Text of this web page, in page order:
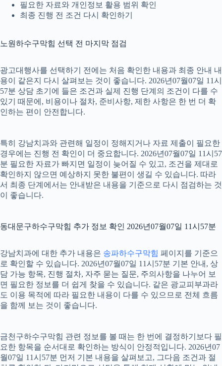
필요한 자료와 개인정보 활용 범위 확인
최종 진행 전 조건 다시 확인하기
노원하수구막힘 선택 전 마지막 점검
광고대행사를 선택하기 전에는 처음 확인한 내용과 최종 안내 내
용이 같은지 다시 살펴보는 것이 좋습니다. 2026년07월07일 11시
57분 상담 초기에 들은 조건과 실제 진행 단계의 조건이 다를 수
있기 때문에, 비용이나 절차, 준비사항, 제한 사항은 한 번 더 확
인하는 편이 안전합니다.
특히 강남치과와 관련해 일정이 정해지거나 자료 제출이 필요한
경우에는 진행 전 확인이 더 중요합니다. 2026년07월07일 11시57
분 필요한 자료가 빠지면 일정이 늦어질 수 있고, 조건을 제대로
확인하지 않으면 예상하지 못한 불편이 생길 수 있습니다. 따라
서 최종 단계에서는 안내받은 내용을 기준으로 다시 점검하는 것
이 좋습니다.
동대문구하수구막힘 추가 정보 확인 2026년07월07일 11시57분
강남치과에 대한 추가 내용은 송파하수구막힘 페이지를 기준으
로 확인할 수 있습니다. 2026년07월07일 11시57분 기본 안내, 상
담 가능 항목, 진행 절차, 자주 묻는 질문, 주의사항을 나누어 보
면 필요한 정보를 더 쉽게 찾을 수 있습니다. 같은 광교피부과라
도 이용 목적에 따라 필요한 내용이 다를 수 있으므로 전체 흐름
을 함께 보는 것이 좋습니다.
금천구하수구막힘 관련 정보를 볼 때는 한 번에 결정하기보다 필
요한 항목을 순서대로 확인하는 방식이 안정적입니다. 2026년07
월07일 11시57분 먼저 기본 내용을 살펴보고, 그다음 조건과 절